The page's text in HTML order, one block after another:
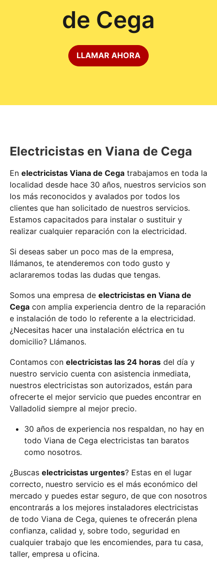
de Cega
LLAMAR AHORA
Electricistas en Viana de Cega
En electricistas Viana de Cega trabajamos en toda la
localidad desde hace 30 años, nuestros servicios son
los más reconocidos y avalados por todos los
clientes que han solicitado de nuestros servicios.
Estamos capacitados para instalar o sustituir y
realizar cualquier reparación con la electricidad.
Si deseas saber un poco mas de la empresa,
llámanos, te atenderemos con todo gusto y
aclararemos todas las dudas que tengas.
Somos una empresa de electricistas en Viana de
Cega con amplia experiencia dentro de la reparación
e instalación de todo lo referente a la electricidad.
¿Necesitas hacer una instalación eléctrica en tu
domicilio? Llámanos.
Contamos con electricistas las 24 horas del día y
nuestro servicio cuenta con asistencia inmediata,
nuestros electricistas son autorizados, están para
ofrecerte el mejor servicio que puedes encontrar en
Valladolid siempre al mejor precio.
30 años de experiencia nos respaldan, no hay en
todo Viana de Cega electricistas tan baratos
como nosotros.
¿Buscas electricistas urgentes? Estas en el lugar
correcto, nuestro servicio es el más económico del
mercado y puedes estar seguro, de que con nosotros
encontrarás a los mejores instaladores electricistas
de todo Viana de Cega, quienes te ofrecerán plena
confianza, calidad y, sobre todo, seguridad en
cualquier trabajo que les encomiendes, para tu casa,
taller, empresa u oficina.